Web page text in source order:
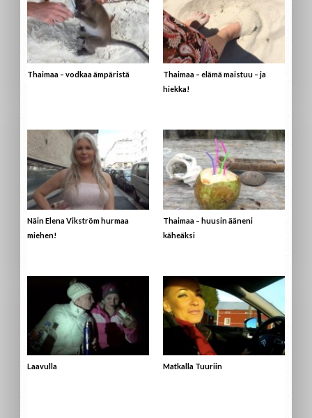
Thaimaa – vodkaa ämpäristä
Thaimaa – elämä maistuu – ja
hiekka!
Näin Elena Vikström hurmaa
miehen!
Thaimaa – huusin ääneni
käheäksi
Laavulla Matkalla Tuuriin